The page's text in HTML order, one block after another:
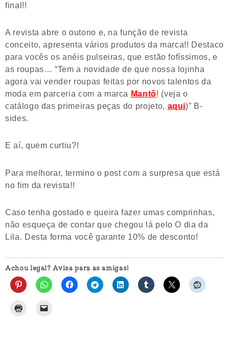
final!!
A revista abre o outono e, na função de revista
conceito, apresenta vários produtos da marca!! Destaco
para vocês os anéis pulseiras, que estão fofíssimos, e
as roupas… “Tem a novidade de que nossa lojinha
agora vai vender roupas feitas por novos talentos da
moda em parceria com a marca Mantô! (veja o
catálogo das primeiras peças do projeto, aqui)” B-
sides.
E aí, quem curtiu?!
Para melhorar, termino o post com a surpresa que está
no fim da revista!!
Caso tenha gostado e queira fazer umas comprinhas,
não esqueça de contar que chegou lá pelo O dia da
Lila. Desta forma você garante 10% de desconto!
Achou legal? Avisa para as amigas!